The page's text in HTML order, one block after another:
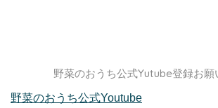
野菜のおうち公式Yutube登録お願
野菜のおうち公式Youtube